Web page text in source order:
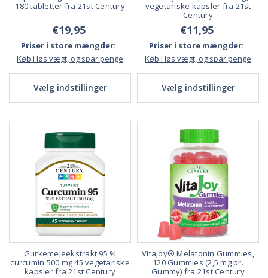
180 tabletter fra 21st Century
€19,95
Priser i store mængder:
Køb i løs vægt, og spar penge
Vælg indstillinger
vegetariske kapsler fra 21st
Century
€11,95
Priser i store mængder:
Køb i løs vægt, og spar penge
Vælg indstillinger
Gurkemejeekstrakt 95 %
curcumin 500 mg 45 vegetariske
kapsler fra 21st Century
VitaJoy® Melatonin Gummies,
120 Gummies (2,5 mg pr.
Gummy) fra 21st Century